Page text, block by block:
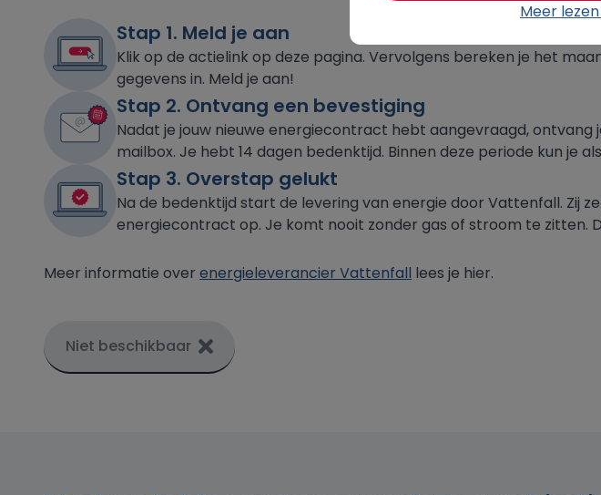
Meer
Stap 1. Meld je aan
Klik op de actielink op deze pagina. Vervolgens bereken je het
gegevens in. Meld je aan!
Stap 2. Ontvang een bevestiging
Nadat je jouw nieuwe energiecontract hebt aangevraagd, ontvang
mailbox. Je hebt 14 dagen bedenktijd. Binnen deze periode kun je
Stap 3. Overstap gelukt
Na de bedenktijd start de levering van energie door Vattenfall. Zij
energiecontract op. Je komt nooit zonder gas of stroom te zitten.
Meer informatie over energieleverancier Vattenfall lees je hier.
Niet beschikbaar